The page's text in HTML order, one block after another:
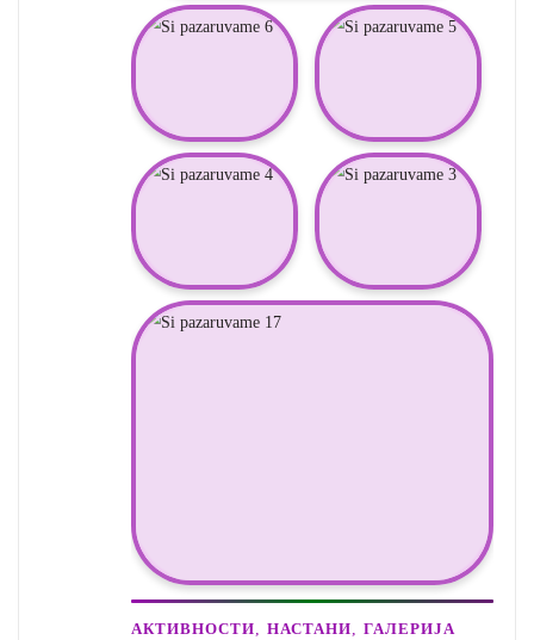
АКТИВНОСТИ ,НАСТАНИ ,ГАЛЕРИЈА